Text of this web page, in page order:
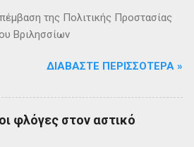
της Πολιτικής Προστασίας
Βριλησσίων
ΔΙΑΒΆΣΤΕ ΠΕΡΙΣΣΌΤΕΡΑ »
φλόγες στον αστικό